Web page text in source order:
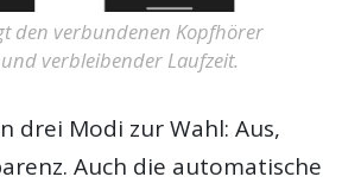
den verbundenen Kopfhörer
verbleibender Laufzeit.
drei Modi zur Wahl: Aus,
Auch die automatische